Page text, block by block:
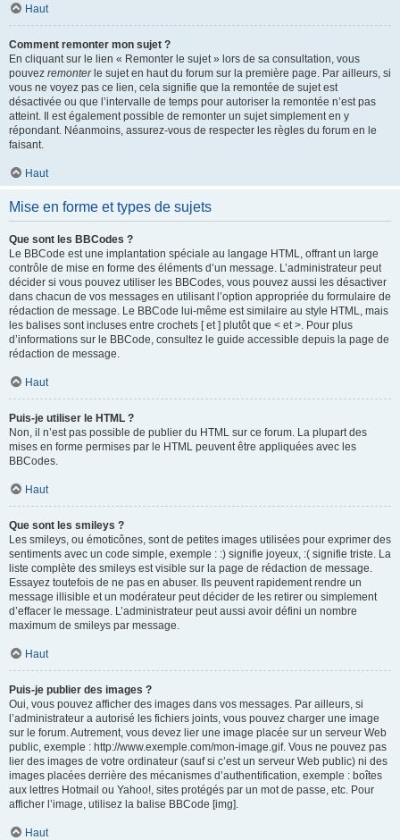
Haut
Comment remonter mon sujet ?
En cliquant sur le lien « Remonter le sujet » lors de sa consultation, vous
pouvez remonterle sujet en haut du forum sur la première page. Par ailleurs, si
vous ne voyez pas ce lien, cela signifie que la remontée de sujet est
désactivée ou que l’intervalle de temps pour autoriser la remontée n’est pas
atteint. Il est également possible de remonter un sujet simplement en y
répondant. Néanmoins, assurez-vous de respecter les règles du forum en le
faisant.
Haut
Mise en forme et types de sujets
Que sont les BBCodes ?
Le BBCode est une implantation spéciale au langage HTML, offrant un large
contrôle de mise en forme des éléments d’un message. L’administrateur peut
décider si vous pouvez utiliser les BBCodes, vous pouvez aussi les désactiver
dans chacun de vos messages en utilisant l’option appropriée du formulaire de
rédaction de message. Le BBCode lui-même est similaire au style HTML, mais
les balises sont incluses entre crochets [ et ] plutôt que < et >. Pour plus
d’informations sur le BBCode, consultez le guide accessible depuis la page de
rédaction de message.
Haut
Puis-je utiliser le HTML ?
Non, il n’est pas possible de publier du HTML sur ce forum. La plupart des
mises en forme permises par le HTML peuvent être appliquées avec les
BBCodes.
Haut
Que sont les smileys ?
Les smileys, ou émoticônes, sont de petites images utilisées pour exprimer des
sentiments avec un code simple, exemple : :) signifie joyeux, :( signifie triste. La
liste complète des smileys est visible sur la page de rédaction de message.
Essayez toutefois de ne pas en abuser. Ils peuvent rapidement rendre un
message illisible et un modérateur peut décider de les retirer ou simplement
d’effacer le message. L’administrateur peut aussi avoir défini un nombre
maximum de smileys par message.
Haut
Puis-je publier des images ?
Oui, vous pouvez afficher des images dans vos messages. Par ailleurs, si
l’administrateur a autorisé les fichiers joints, vous pouvez charger une image
sur le forum. Autrement, vous devez lier une image placée sur un serveur Web
public, exemple : http://www.exemple.com/mon-image.gif. Vous ne pouvez pas
lier des images de votre ordinateur (sauf si c’est un serveur Web public) ni des
images placées derrière des mécanismes d’authentification, exemple : boîtes
aux lettres Hotmail ou Yahoo!, sites protégés par un mot de passe, etc. Pour
afficher l’image, utilisez la balise BBCode [img].
Haut